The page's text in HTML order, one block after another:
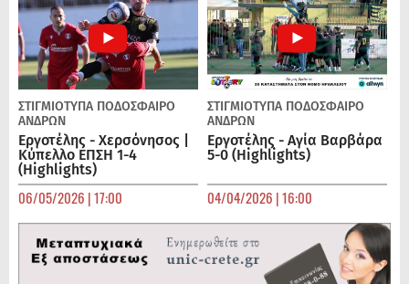
ΣΤΙΓΜΙΟΤΥΠΑ ΠΟΔΌΣΦΑΙΡΟ
ΑΝΔΡΏΝ
Εργοτέλης - Χερσόνησος |
Κύπελλο ΕΠΣΗ 1-4
(Highlights)
06/05/2026 | 17:00
ΣΤΙΓΜΙΟΤΥΠΑ ΠΟΔΌΣΦΑΙΡΟ
ΑΝΔΡΏΝ
Εργοτέλης - Αγία Βαρβάρα
5-0 (Highlights)
04/04/2026 | 16:00